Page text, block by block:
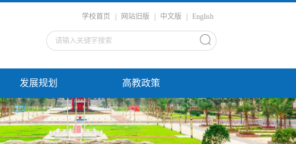
学校首页 网站旧版 中文版 English
发展规划 高教政策